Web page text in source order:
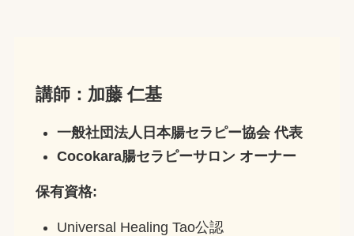
講師：加藤 仁基
一般社団法人日本腸セラピー協会 代表
Cocokara腸セラピーサロン オーナー
保有資格:
Universal Healing Tao公認